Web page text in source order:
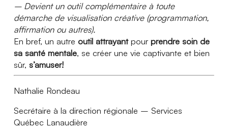
– Devient un outil complémentaire à toute
démarche de visualisation créative (programmation,
affirmation ou autres).
En bref, un autre outil attrayantpour prendre soin de
sa santé mentale, se créer une vie captivante et bien
sûr, s’amuser!
Nathalie Rondeau
Secrétaire à la direction régionale – Services
Québec Lanaudière